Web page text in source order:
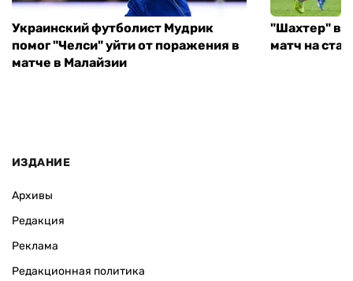
Украинский футболист Мудрик
помог "Челси" уйти от поражения в
матче в Малайзии
"Шахтер"
матч на
ИЗДАНИЕ
Архивы
Редакция
Реклама
Редакционная политика